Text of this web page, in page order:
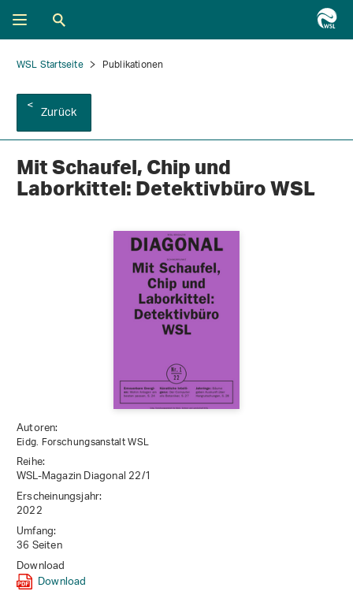
WSL Startseite Publikationen
Zurück
Mit Schaufel, Chip und
Laborkittel: Detektivbüro WSL
Autoren:
Eidg. Forschungsanstalt WSL
Reihe:
WSL-Magazin Diagonal 22/1
Erscheinungsjahr:
2022
Umfang:
36 Seiten
Download
Download